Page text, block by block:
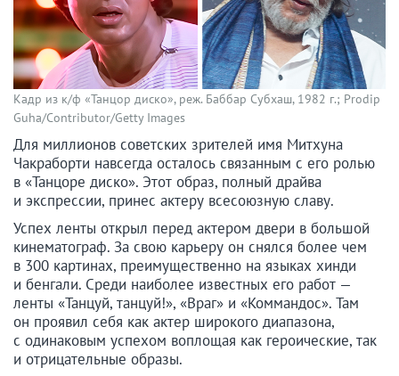
Кадр из к/ф «Танцор диско», реж. Баббар Субхаш, 1982 г.; Prodip
Guha/Contributor/Getty Images
Для миллионов советских зрителей имя Митхуна
Чакраборти навсегда осталось связанным с его ролью
в «Танцоре диско». Этот образ, полный драйва
и экспрессии, принес актеру всесоюзную славу.
Успех ленты открыл перед актером двери в большой
кинематограф. За свою карьеру он снялся более чем
в 300 картинах, преимущественно на языках хинди
и бенгали. Среди наиболее известных его работ —
ленты «Танцуй, танцуй!», «Враг» и «Коммандос». Там
он проявил себя как актер широкого диапазона,
с одинаковым успехом воплощая как героические, так
и отрицательные образы.